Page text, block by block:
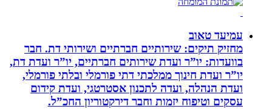
עמיעד טאוב
מחזיק תיקים: שירותיים חברתיים ושירותי דת. חבר
בוועדות: יו”ר ועדת שירותים חברתיים, יו”ר ועדת דת,
יו”ר ועדת חינוך ממלכתי דתי פורמלי ובלתי פורמלי,
ועדת הנהלה, ועדה לתכנון אסטרטגי, ועדת קידום
עסקים וטיפוח יזמות וחבר דירקטוריון החכ”ל.